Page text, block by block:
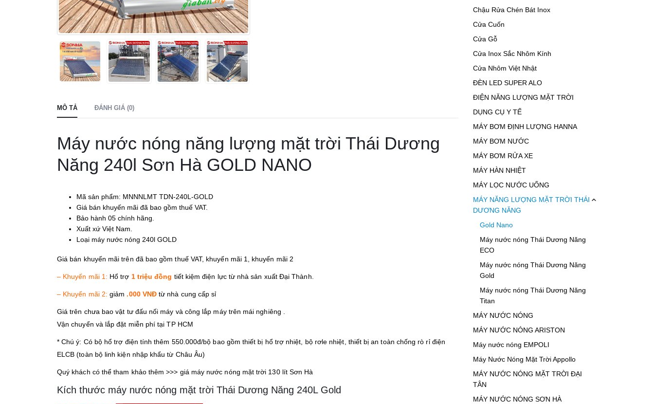
MÔ TẢ ĐÁNH GIÁ (0)
Máy nước nóng năng lượng mặt trời Thái Dương
Năng 240l Sơn Hà GOLD NANO
Mã sản phẩm: MNNNLMT TDN-240L-GOLD
Giá bán khuyến mãi đã bao gồm thuế VAT.
Bảo hành 05 chính hãng.
Xuất xứ Việt Nam.
Loại máy nước nóng 240l GOLD
Giá bán khuyến mãi trên đã bao gồm thuế VAT, khuyến mãi 1, khuyến mãi 2
– Khuyến mãi 1: Hổ trợ 1 triệu đồng tiết kiệm điện lực từ nhà sản xuất Đại Thành.
– Khuyến mãi 2: giảm .000 VNĐ từ nhà cung cấp sỉ
Giá trên chưa bao vật tư đấu nối máy và công lắp máy trên mái nghiêng .
Vận chuyển và lắp đặt miễn phí tại TP HCM
* Chú ý: Có bộ hổ trợ điện tính thêm 550.000đ/bộ bao gồm thiết bị hổ trợ nhiệt, bộ rơle nhiệt, thiết bị an toàn chống rò rỉ điện
ELCB (toàn bộ linh kiện nhập khẩu từ Châu Âu)
Quý khách có thể tham khảo thêm >>> giá máy nước nóng mặt trời 130 lít Sơn Hà
Kích thước máy nước nóng mặt trời Thái Dương Năng 240L Gold
Chậu Rửa Chén Bát Inox
Cửa Cuốn
Cửa Gỗ
Cửa Inox Sắc Nhôm Kính
Cửa Nhôm Việt Nhật
ĐÈN LED SUPER ALO
ĐIỆN NĂNG LƯỢNG MẶT TRỜI
DỤNG CỤ Y TẾ
MÁY BƠM ĐỊNH LƯỢNG HANNA
MÁY BƠM NƯỚC
MÁY BƠM RỬA XE
MÁY HÀN NHIỆT
MÁY LỌC NƯỚC UỐNG
MÁY NĂNG LƯỢNG MẶT TRỜI THÁI
DƯƠNG NĂNG
Gold Nano
Máy nước nóng Thái Dương Năng
ECO
Máy nước nóng Thái Dương Năng
Gold
Máy nước nóng Thái Dương Năng
Titan
MÁY NƯỚC NÓNG
MÁY NƯỚC NÓNG ARISTON
Máy nước nóng EMPOLI
Máy Nước Nóng Mặt Trời Appollo
MÁY NƯỚC NÓNG MẶT TRỜI ĐẠI
TÂN
MÁY NƯỚC NÓNG SƠN HÀ